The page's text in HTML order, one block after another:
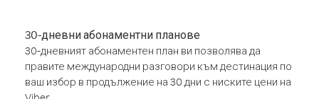
30-дневни абонаментни планове
30-дневният абонаментен план ви позволява да
правите международни разговори към дестинация по
ваш избор в продължение на 30 дни с ниските цени на